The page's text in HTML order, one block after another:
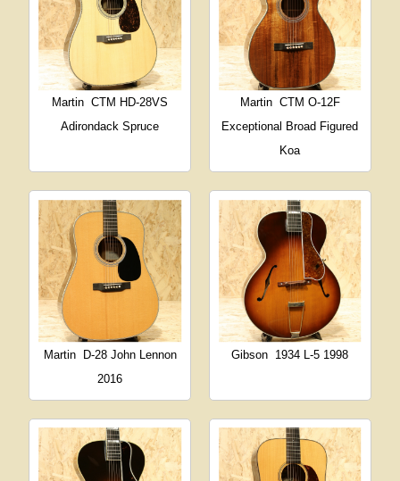
Martin CTM HD-28VS
Adirondack Spruce
Martin CTM O-12F
Exceptional Broad Figured
Koa
Martin
D-28 John Lennon
2016
Gibson 1934 L-5 1998